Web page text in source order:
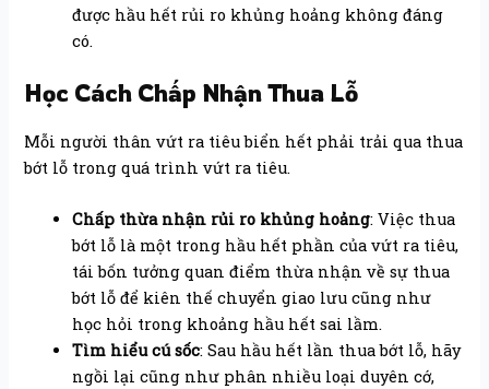
được hầu hết rủi ro khủng hoảng không đáng
có.
Học Cách Chấp Nhận Thua Lỗ
Mỗi người thân vứt ra tiêu biển hết phải trải qua thua
bớt lỗ trong quá trình vứt ra tiêu.
Chấp thừa nhận rủi ro khủng hoảng: Việc thua
bớt lỗ là một trong hầu hết phần của vứt ra tiêu,
tái bốn tưởng quan điểm thừa nhận về sự thua
bớt lỗ để kiên thế chuyển giao lưu cũng như
học hỏi trong khoảng hầu hết sai lầm.
Tìm hiểu cú sốc: Sau hầu hết lần thua bớt lỗ, hãy
ngồi lại cũng như phân nhiều loại duyên cớ,